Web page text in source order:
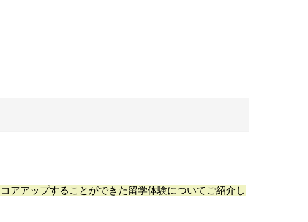
アアップすることができた留学体験についてご紹介し